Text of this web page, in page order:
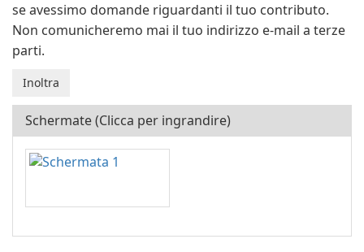
se avessimo domande riguardanti il tuo contributo.
Non comunicheremo mai il tuo indirizzo e-mail a terze
parti.
Schermate (Clicca per ingrandire)